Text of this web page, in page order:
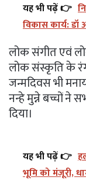
यह भी पढ़ें 👉
विकास कार्य: डॉ
लोक संगीत एवं
लोक संस्कृति के
जन्मदिवस भी
नन्हे मुन्ने बच्चों ने
दिया।
यह भी पढ़ें 👉
भूमि को मंजूरी,